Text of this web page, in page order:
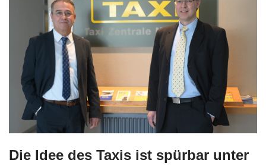
Die Idee des Taxis ist spürbar unter